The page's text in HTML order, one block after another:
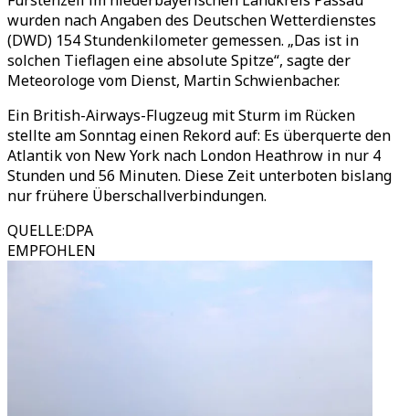
wurden nach Angaben des Deutschen Wetterdienstes
(DWD) 154 Stundenkilometer gemessen. „Das ist in
solchen Tieflagen eine absolute Spitze“, sagte der
Meteorologe vom Dienst, Martin Schwienbacher.
Ein British-Airways-Flugzeug mit Sturm im Rücken
stellte am Sonntag einen Rekord auf: Es überquerte den
Atlantik von New York nach London Heathrow in nur 4
Stunden und 56 Minuten. Diese Zeit unterboten bislang
nur frühere Überschallverbindungen.
QUELLE:DPA
EMPFOHLEN